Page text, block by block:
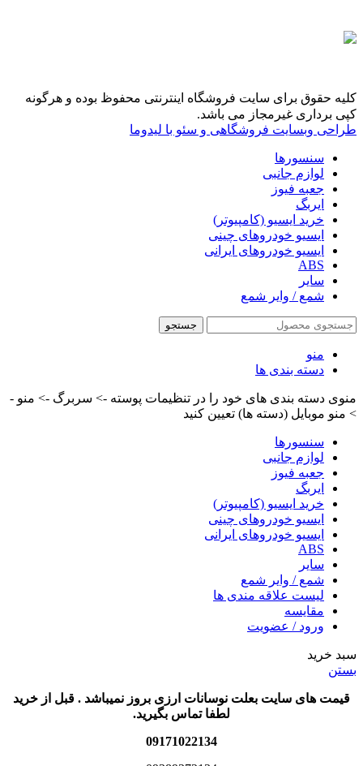
کلیه حقوق برای سایت فروشگاه اینترنتی محفوظ بوده و هرگونه
کپی برداری غیرمجاز می باشد.
طراحی وبسایت فروشگاهی و سئو با لیدوما
سنسورها
لوازم جانبی
جعبه فیوز
ایربگ
خرید ایسیو (کامپیوتر)
ایسیو خودروهای چینی
ایسیو خودروهای ایرانی
ABS
سایر
شمع / وایر شمع
جستجو
منو
دسته بندی ها
منوی دسته بندی های خود را در تنظیمات پوسته -> سربرگ -> منو -
> منو موبایل (دسته ها) تعیین کنید
سنسورها
لوازم جانبی
جعبه فیوز
ایربگ
خرید ایسیو (کامپیوتر)
ایسیو خودروهای چینی
ایسیو خودروهای ایرانی
ABS
سایر
شمع / وایر شمع
لیست علاقه مندی ها
مقایسه
ورود / عضویت
سبد خرید
بستن
قیمت های سایت بعلت نوسانات ارزی بروز نمیباشد . قبل از خرید
لطفا تماس بگیرید.
09171022134